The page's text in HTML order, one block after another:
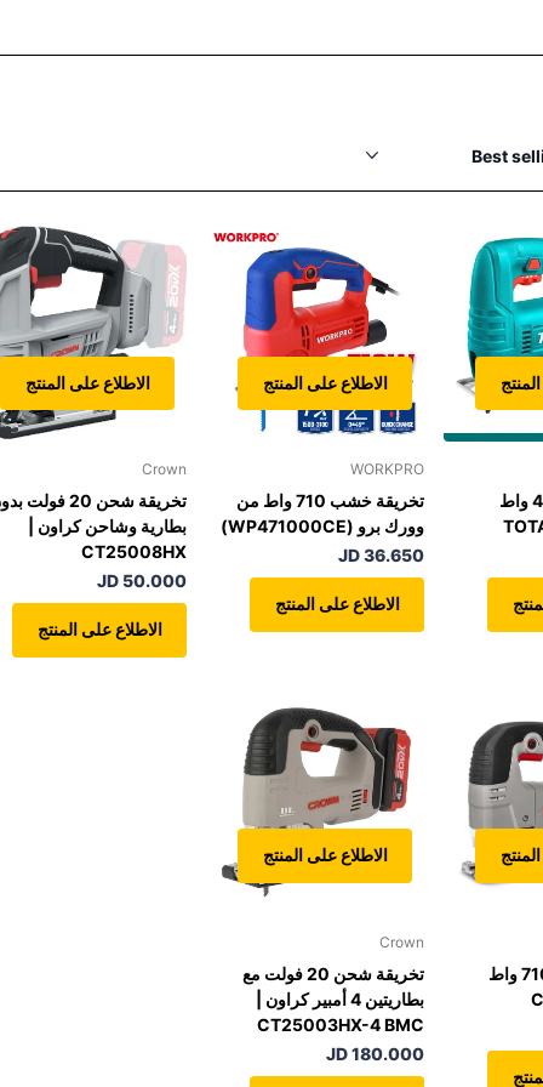
منشار تخريقة400 واط
الاطلاع على المنتج
WORKPRO
تخريقة خشب 710 واط من
وورك برو (WP471000CE)
36.650 JD
الاطلاع على المنتج
الاطلاع على المنتج
Crown
تخريقة شحن 20 فولت
بطارية وشاحن كراون |
CT25008HX
50.000 JD
الاطلاع على المنتج
تخريقة كهربائية 710 واط
الاطلاع على المنتج
Crown
تخريقة شحن 20 فولت مع
بطاريتين 4 أمبير كراون |
CT25003HX-4 BMC
180.000 JD